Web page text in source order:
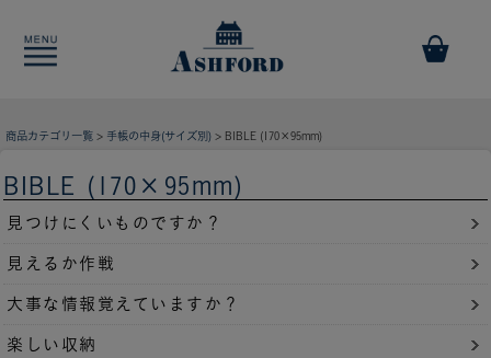
商品カテゴリ一覧 > 手帳の中身(サイズ別) > BIBLE (170×95mm)
BIBLE (170×95mm)
見つけにくいものですか？
見えるか作戦
大事な情報覚えていますか？
楽しい収納